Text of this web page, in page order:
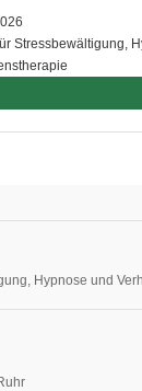
Stressbewältigung,
Hypnose und